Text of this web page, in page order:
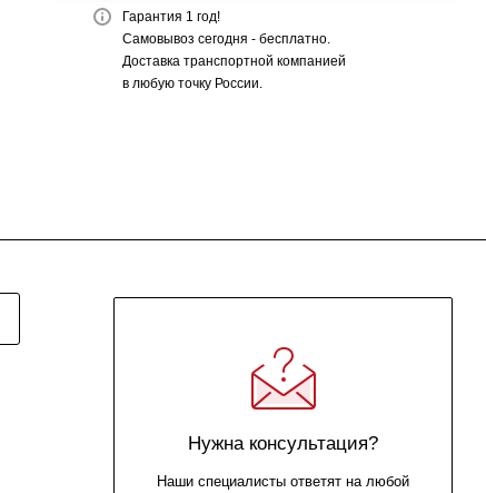
Гарантия 1 год!
Самовывоз сегодня - бесплатно.
Доставка транспортной компанией
в любую точку России.
Нужна консультация?
Наши специалисты ответят на любой